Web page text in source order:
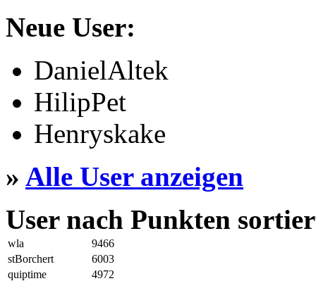
Neue User:
DanielAltek
HilipPet
Henryskake
» Alle User anzeigen
User nach Punkten
wla
9466
stBorchert
6003
quiptime
4972